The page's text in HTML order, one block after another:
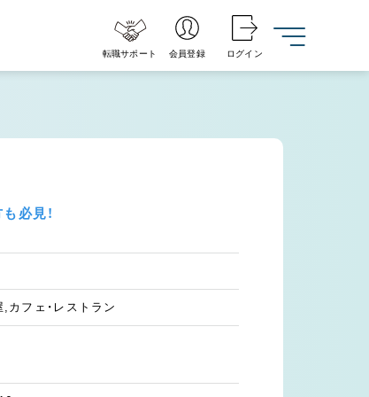
転職サポート 会員登録 ログイン
必見！
カフェ・レストラン